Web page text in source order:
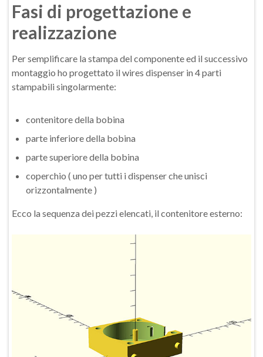
Fasi di progettazione e
realizzazione
Per semplificare la stampa del componente ed il successivo
montaggio ho progettato il wires dispenser in 4 parti
stampabili singolarmente:
contenitore della bobina
parte inferiore della bobina
parte superiore della bobina
coperchio ( uno per tutti i dispenser che unisci
orizzontalmente )
Ecco la sequenza dei pezzi elencati, il contenitore esterno: